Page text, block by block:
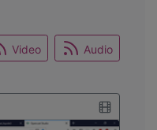
Video Audio